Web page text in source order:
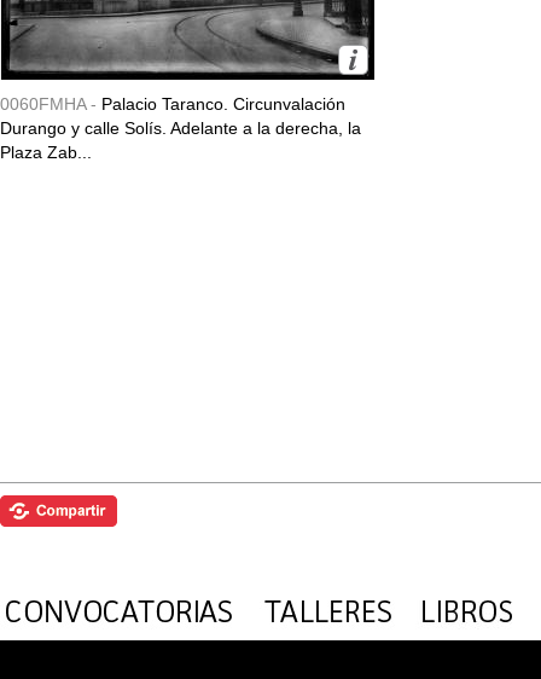
0060FMHA - Palacio Taranco. Circunvalación
Durango y calle Solís. Adelante a la derecha, la
Plaza Zab...